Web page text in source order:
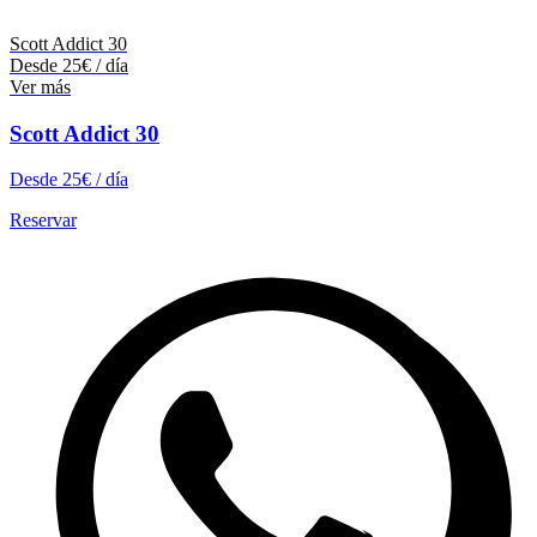
Scott Addict 30
Desde 25€ / día
Ver más
Scott Addict 30
Desde 25€ / día
Reservar